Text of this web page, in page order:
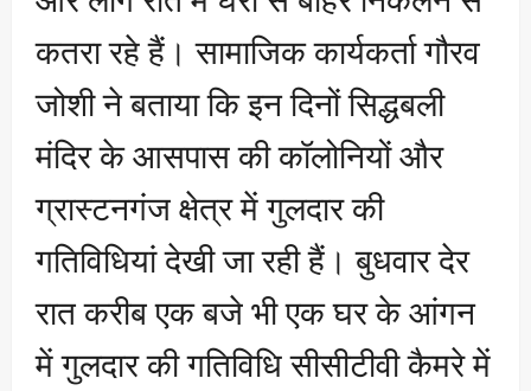
कतरा रहे हैं। सामाजिक कार्यकर्ता गौरव
जोशी ने बताया कि इन दिनों सिद्धबली
मंदिर के आसपास की कॉलोनियों और
ग्रास्टनगंज क्षेत्र में गुलदार की
गतिविधियां देखी जा रही हैं। बुधवार देर
रात करीब एक बजे भी एक घर के आंगन
में गुलदार की गतिविधि सीसीटीवी कैमरे में